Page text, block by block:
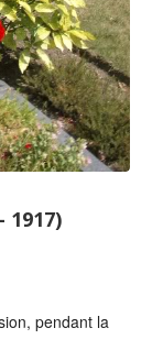
1917)
pendant la